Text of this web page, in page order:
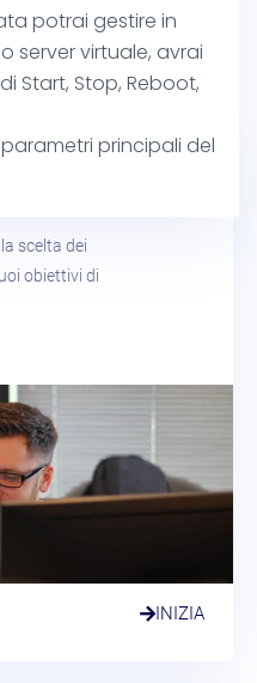
potrai gestire in
server virtuale, avrai
Start, Stop, Reboot,
principali del
noi​
scelta dei
obiettivi di
INIZIA